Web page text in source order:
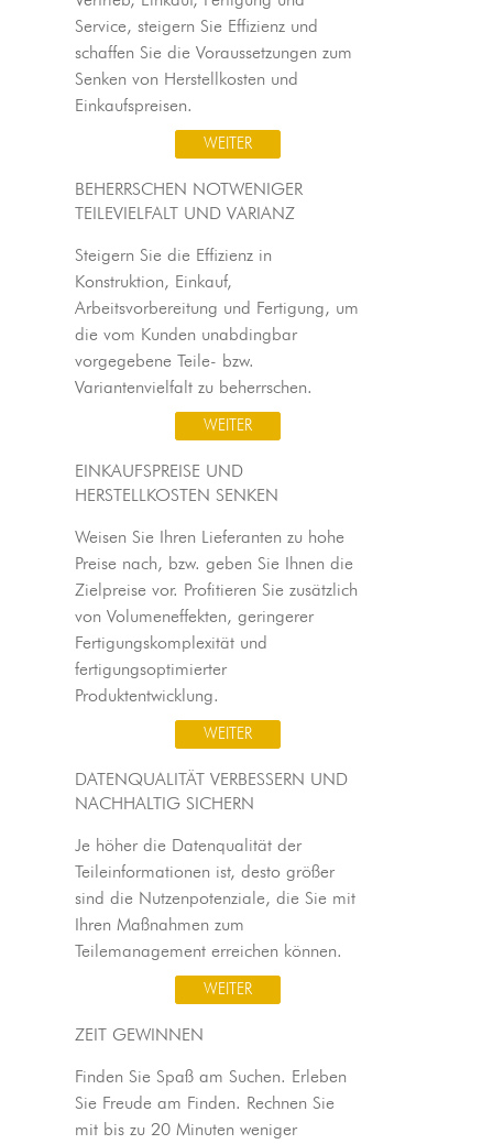
Service, steigern Sie Effizienz und
schaffen Sie die Voraussetzungen zum
Senken von Herstellkosten und
Einkaufspreisen.
WEITER
BEHERRSCHEN NOTWENIGER
TEILEVIELFALT UND VARIANZ
Steigern Sie die Effizienz in
Konstruktion, Einkauf,
Arbeitsvorbereitung und Fertigung, um
die vom Kunden unabdingbar
vorgegebene Teile- bzw.
Variantenvielfalt zu beherrschen.
WEITER
EINKAUFSPREISE UND
HERSTELLKOSTEN SENKEN
Weisen Sie Ihren Lieferanten zu hohe
Preise nach, bzw. geben Sie Ihnen die
Zielpreise vor. Profitieren Sie zusätzlich
von Volumeneffekten, geringerer
Fertigungskomplexität und
fertigungsoptimierter
Produktentwicklung.
WEITER
DATENQUALITÄT VERBESSERN UND
NACHHALTIG SICHERN
Je höher die Datenqualität der
Teileinformationen ist, desto größer
sind die Nutzenpotenziale, die Sie mit
Ihren Maßnahmen zum
Teilemanagement erreichen können.
WEITER
ZEIT GEWINNEN
Finden Sie Spaß am Suchen. Erleben
Sie Freude am Finden. Rechnen Sie
mit bis zu 20 Minuten weniger